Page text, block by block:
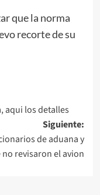
que la norma
recorte de su
aqui los detalles
Siguiente:
de aduana y
revisaron el avion